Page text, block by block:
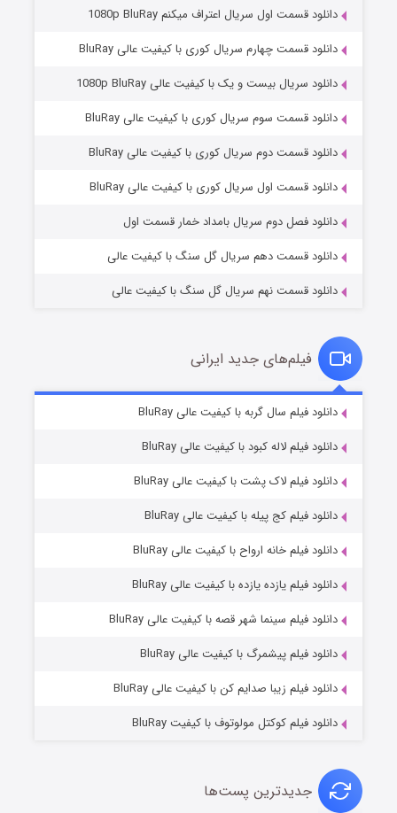
وستی ها
قسمت۱ (زیرنویس) منتشر شد
قسمت۶ (زیرنویس) منتشر شد
دانلود قسمت اول سریال اعتراف میکنم 1080p BluRay
دانلود قسمت چهارم سریال کوری با کیفیت عالی BluRay
دانلود سریال بیست و یک با کیفیت عالی 1080p BluRay
دانلود قسمت سوم سریال کوری با کیفیت عالی BluRay
دانلود قسمت دوم سریال کوری با کیفیت عالی BluRay
دانلود قسمت اول سریال کوری با کیفیت عالی BluRay
دانلود فصل دوم سریال بامداد خمار قسمت اول
دانلود قسمت دهم سریال گل سنگ با کیفیت عالی
دانلود قسمت نهم سریال گل سنگ با کیفیت عالی
فیلم‌های جدید ایرانی
دانلود فیلم سال گربه با کیفیت عالی BluRay
دانلود فیلم لاله کبود با کیفیت عالی BluRay
دانلود فیلم لاک پشت با کیفیت عالی BluRay
دانلود فیلم کج‌ پیله با کیفیت عالی BluRay
دانلود فیلم خانه ارواح با کیفیت عالی BluRay
دانلود فیلم یازده یازده با کیفیت عالی BluRay
دانلود فیلم سینما شهر قصه با کیفیت عالی BluRay
دانلود فیلم پیشمرگ با کیفیت عالی BluRay
دانلود فیلم زیبا صدایم کن با کیفیت عالی BluRay
دانلود فیلم کوکتل مولوتوف با کیفیت BluRay
جدیدترین پست‌ها